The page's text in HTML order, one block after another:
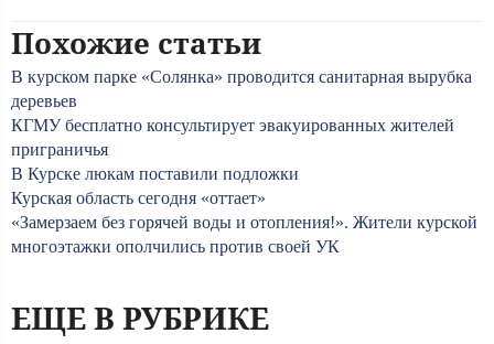
Похожие статьи
В курском парке «Солянка» проводится санитарная вырубка
деревьев
КГМУ бесплатно консультирует эвакуированных жителей
приграничья
В Курске люкам поставили подложки
Курская область сегодня «оттает»
«Замерзаем без горячей воды и отопления!». Жители курской
многоэтажки ополчились против своей УК
ЕЩЕ В РУБРИКЕ